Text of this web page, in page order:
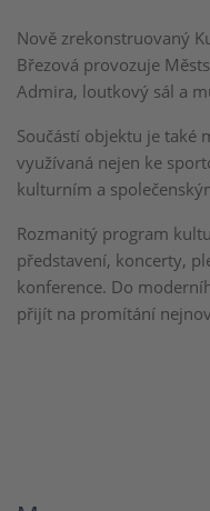
Nově zrekonstruovaný
Březová provozuje
Admira, loutkový sál a
Součástí objektu je také
využívaná nejen ke
kulturním a
Rozmanitý program
představení, koncerty,
konference. Do
přijít na promítání